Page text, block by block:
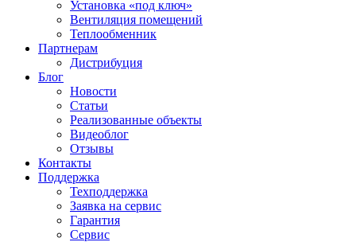
Установка «под ключ»
Вентиляция помещений
Теплообменник
Партнерам
Дистрибуция
Блог
Новости
Статьи
Реализованные объекты
Видеоблог
Отзывы
Контакты
Поддержка
Техподдержка
Заявка на сервис
Гарантия
Сервис